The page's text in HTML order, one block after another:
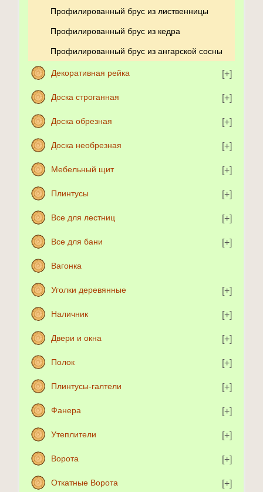
Профилированный брус из лиственницы
Профилированный брус из кедра
Профилированный брус из ангарской сосны
Декоративная рейка
Доска строганная
Доска обрезная
Доска необрезная
Мебельный щит
Плинтусы
Все для лестниц
Все для бани
Вагонка
Уголки деревянные
Наличник
Двери и окна
Полок
Плинтусы-галтели
Фанера
Утеплители
Ворота
Откатные Ворота